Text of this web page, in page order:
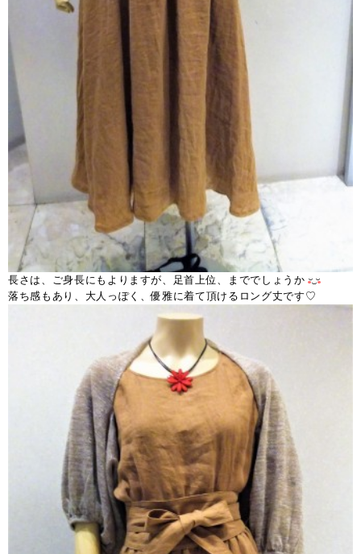
長さは、ご身長にもよりますが、足首上位、まででしょうか
落ち感もあり、大人っぽく、優雅に着て頂けるロング丈です♡